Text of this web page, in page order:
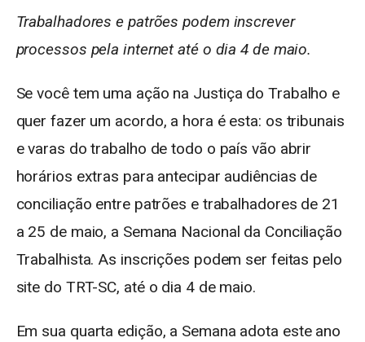
Trabalhadores e patrões podem inscrever
processos pela internet até o dia 4 de maio.
Se você tem uma ação na Justiça do Trabalho e
quer fazer um acordo, a hora é esta: os tribunais
e varas do trabalho de todo o país vão abrir
horários extras para antecipar audiências de
conciliação entre patrões e trabalhadores de 21
a 25 de maio, a Semana Nacional da Conciliação
Trabalhista. As inscrições podem ser feitas pelo
site do TRT-SC, até o dia 4 de maio.
Em sua quarta edição, a Semana adota este ano